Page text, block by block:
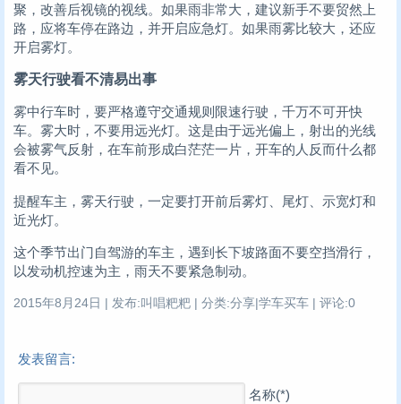
聚，改善后视镜的视线。如果雨非常大，建议新手不要贸然上
路，应将车停在路边，并开启应急灯。如果雨雾比较大，还应
开启雾灯。
雾天行驶看不清易出事
雾中行车时，要严格遵守交通规则限速行驶，千万不可开快
车。雾大时，不要用远光灯。这是由于远光偏上，射出的光线
会被雾气反射，在车前形成白茫茫一片，开车的人反而什么都
看不见。
提醒车主，雾天行驶，一定要打开前后雾灯、尾灯、示宽灯和
近光灯。
这个季节出门自驾游的车主，遇到长下坡路面不要空挡滑行，
以发动机控速为主，雨天不要紧急制动。
2015年8月24日 | 发布:叫唱粑粑 | 分类:分享|学车买车 | 评论:0
发表留言:
名称(*)